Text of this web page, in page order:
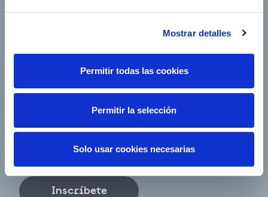
Mostrar detalles
Permitir todas las cookies
Permitir la selección
Solo usar cookies necesarias
Navegación principal
Inscríbete